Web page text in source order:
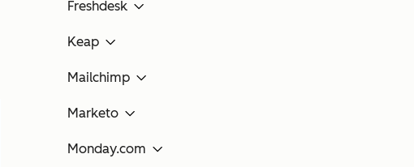
Freshdesk
Keap
Mailchimp
Marketo
Monday.com